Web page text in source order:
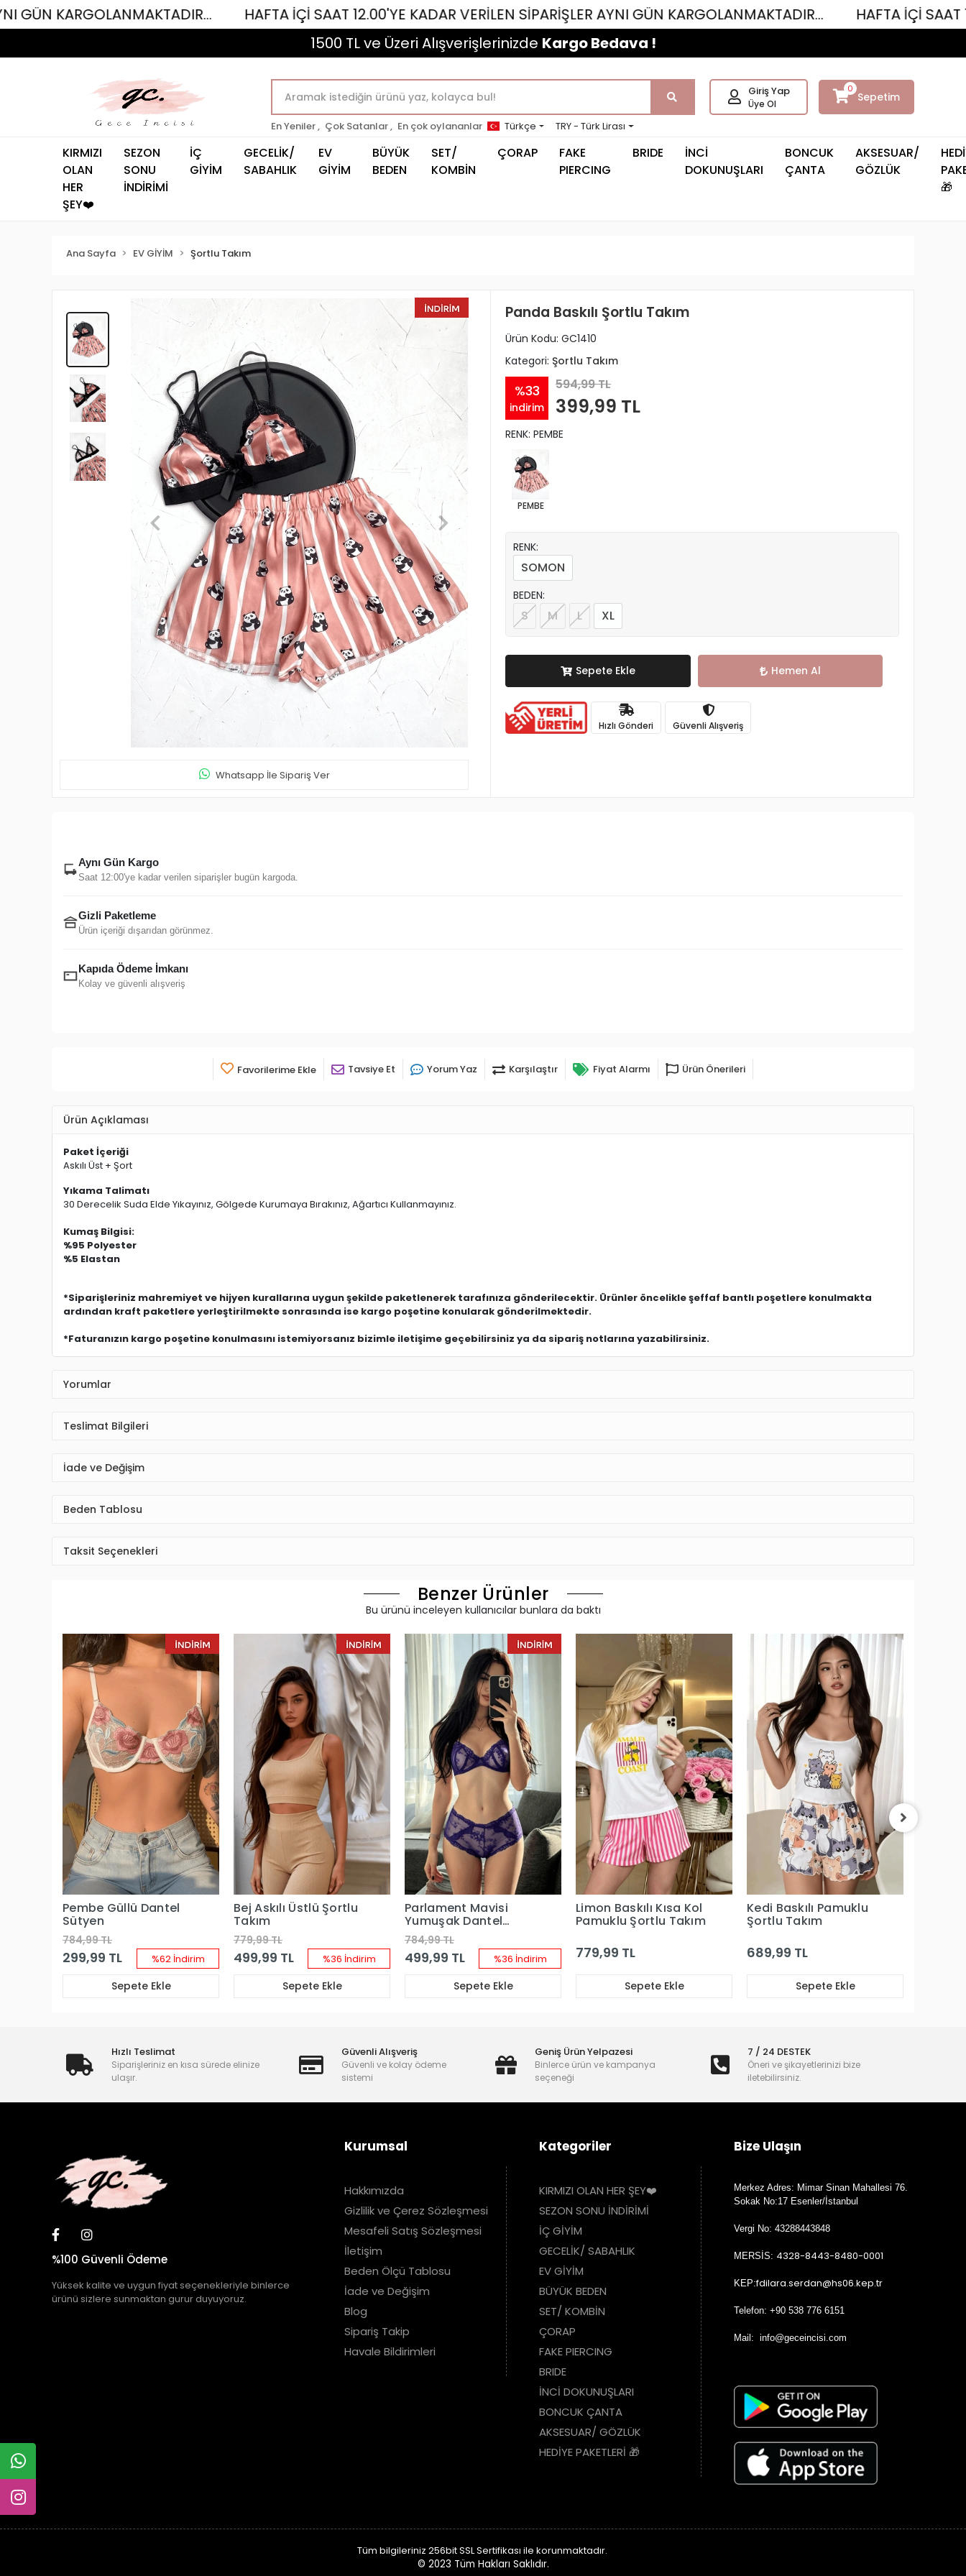
HAFTA İÇİ SAAT 12.00'YE KADAR VERİLEN SİPARİŞLER AYNI GÜN KARGOLANMAKTADIR...
HAFTA İÇİ SAAT 12.00'YE
1500 TL ve Üzeri Alışverişlerinizde Kargo Bedava !
En Yeniler , Çok Satanlar , En çok oylananlar Türkçe TRY - Türk Lirası
Giriş Yap
Üye Ol
0
Sepetim
KIRMIZI
OLAN
HER
ŞEY❤️
SEZON
SONU
İNDİRİMİ
İÇ
GİYİM
GECELİK/
SABAHLIK
EV
GİYİM
BÜYÜK
BEDEN
SET/
KOMBİN
ÇORAP
FAKE
PIERCING
BRIDE
İNCİ
DOKUNUŞLARI
BONCUK
ÇANTA
AKSESUAR/
GÖZLÜK
🎁
Ana Sayfa EV GİYİM Şortlu Takım
Whatsapp İle Sipariş Ver
Panda Baskılı Şortlu Takım
Ürün Kodu: GC1410
Kategori: Şortlu Takım
%33
indirim
594,99 TL
399,99 TL
RENK: PEMBE
PEMBE
RENK:
SOMON
BEDEN:
S M L XL
Sepete Ekle Hemen Al
Hızlı Gönderi Güvenli Alışveriş
Aynı Gün Kargo
Saat 12:00'ye kadar verilen siparişler bugün kargoda.
Gizli Paketleme
Ürün içeriği dışarıdan görünmez.
Kapıda Ödeme İmkanı
Kolay ve güvenli alışveriş
Favorilerime Ekle Tavsiye Et Yorum Yaz Karşılaştır Fiyat Alarmı Ürün Önerileri
Ürün Açıklaması
Paket İçeriği
Askılı Üst + Şort
Yıkama Talimatı
30 Derecelik Suda Elde Yıkayınız, Gölgede Kurumaya Bırakınız, Ağartıcı Kullanmayınız.
Kumaş Bilgisi:
%95 Polyester
%5 Elastan
*Siparişleriniz mahremiyet ve hijyen kurallarına uygun şekilde paketlenerek tarafınıza gönderilecektir. Ürünler öncelikle şeffaf bantlı poşetlere konulmakta
ardından kraft paketlere yerleştirilmekte sonrasında ise kargo poşetine konularak gönderilmektedir.
*Faturanızın kargo poşetine konulmasını istemiyorsanız bizimle iletişime geçebilirsiniz ya da sipariş notlarına yazabilirsiniz.
Yorumlar
Teslimat Bilgileri
İade ve Değişim
Beden Tablosu
Taksit Seçenekleri
Benzer Ürünler
Bu ürünü inceleyen kullanıcılar bunlara da baktı
%62 İndirim
Pembe Güllü Dantel
Sütyen
784,99 TL
299,99 TL
Sepete Ekle
%36 İndirim
Bej Askılı Üstlü Şortlu
Takım
779,99 TL
499,99 TL
Sepete Ekle
%36 İndirim
Parlament Mavisi
Yumuşak Dantel
Sütyen Takım
784,99 TL
499,99 TL
Sepete Ekle
Limon Baskılı Kısa Kol
Pamuklu Şortlu Takım
779,99 TL
Sepete Ekle
Kedi Baskılı Pamuklu
Şortlu Takım
689,99 TL
Sepete Ekle
Hızlı Teslimat
Siparişleriniz en kısa sürede elinize
ulaşır.
Güvenli Alışveriş
Güvenli ve kolay ödeme
sistemi
Geniş Ürün Yelpazesi
Binlerce ürün ve kampanya
seçeneği
7 / 24 DESTEK
Öneri ve şikayetlerinizi bize
iletebilirsiniz.
%100 Güvenli Ödeme
Yüksek kalite ve uygun fiyat seçenekleriyle binlerce
ürünü sizlere sunmaktan gurur duyuyoruz.
Kurumsal
Hakkımızda
Gizlilik ve Çerez Sözleşmesi
Mesafeli Satış Sözleşmesi
İletişim
Beden Ölçü Tablosu
İade ve Değişim
Blog
Sipariş Takip
Havale Bildirimleri
Kategoriler
KIRMIZI OLAN HER ŞEY❤️
SEZON SONU İNDİRİMİ
İÇ GİYİM
GECELİK/ SABAHLIK
EV GİYİM
BÜYÜK BEDEN
SET/ KOMBİN
ÇORAP
FAKE PIERCING
BRIDE
İNCİ DOKUNUŞLARI
BONCUK ÇANTA
AKSESUAR/ GÖZLÜK
HEDİYE PAKETLERİ 🎁
Bize Ulaşın
Merkez Adres: Mimar Sinan Mahallesi 76.
Sokak No:17 Esenler/İstanbul
Vergi No: 43288443848
MERSİS: 4328-8443-8480-0001
KEP:fdilara.serdan@hs06.kep.tr
Telefon: +90 538 776 6151
Mail: info@geceincisi.com
Tüm bilgileriniz 256bit SSL Sertifikası ile korunmaktadır.
© 2023 Tüm Hakları Saklıdır.